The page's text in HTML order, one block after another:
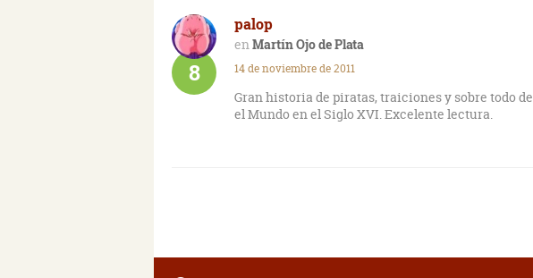
palop
Martín Ojo de Plata
8 14 de noviembre de 2011
Gran historia de piratas, traiciones y sobre todo
el Mundo en el Siglo XVI. Excelente lectura.